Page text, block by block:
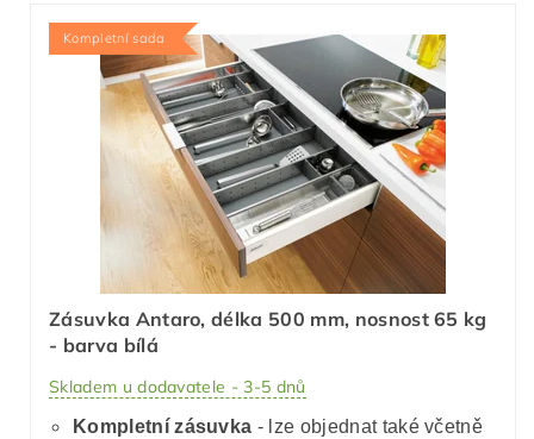
Kompletní sada
Zásuvka Antaro, délka 500 mm, nosnost 65 kg
- barva bílá
Skladem u dodavatele - 3-5 dnů
Kompletní zásuvka - lze objednat také včetně